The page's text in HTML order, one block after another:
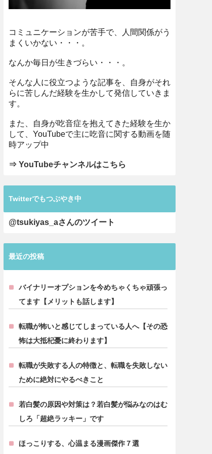
コミュニケーションが苦手で、人間関係がう
まくいかない・・・。
なんか毎日が生きづらい・・・。
そんな人に役立つような記事を、自身がそれ
らに苦しんだ経験を生かして発信していきま
す。
また、自身が吃音症を抱えてきた経験を生か
して、YouTubeで主に吃音に関する動画を随
時アップ中
⇒ YouTubeチャンネルはこちら
Twitterでもつぶやき中
@tsukiyas_aさんのツイート
最近の投稿
バイナリーオプションを今めちゃくちゃ頑張っ
てます【メリットも話します】
転職が怖いと感じてしまっている人へ【その恐
怖は大抵杞憂に終わります】
転職が失敗する人の特徴と、転職を失敗しない
ために絶対にやるべきこと
若白髪の原因や対策は？若白髪が悩みなのはむ
しろ「超絶ラッキー」です
ほっこりする、心温まる漫画傑作７選